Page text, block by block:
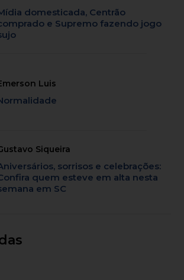
domesticada, Centrão
e Supremo fazendo jogo
Luis
Siqueira
sorrisos e celebrações:
quem esteve em alta nesta
em SC